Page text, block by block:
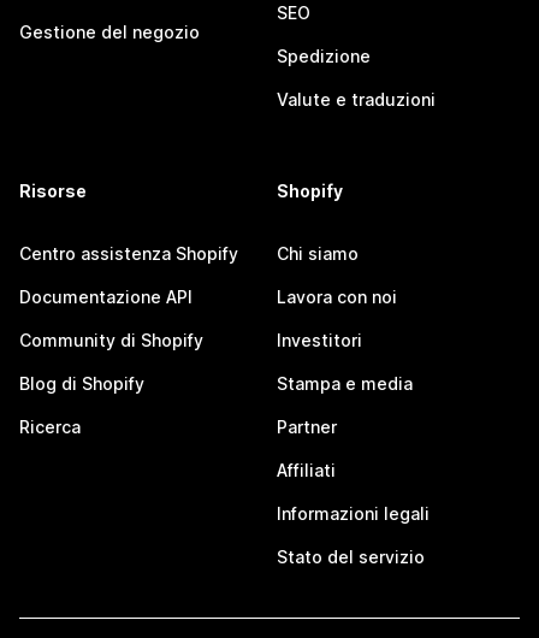
Gestione del negozio
SEO
Spedizione
Valute e traduzioni
Risorse
Centro assistenza Shopify
Documentazione API
Community di Shopify
Blog di Shopify
Ricerca
Shopify
Chi siamo
Lavora con noi
Investitori
Stampa e media
Partner
Affiliati
Informazioni legali
Stato del servizio